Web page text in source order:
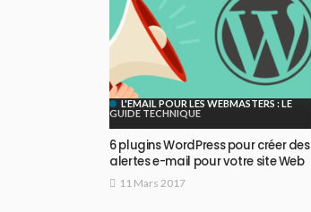
L'EMAIL POUR LES WEBMASTERS : LE
GUIDE TECHNIQUE
6 plugins WordPress pour créer des
alertes e-mail pour votre site Web
11 Mars 2017